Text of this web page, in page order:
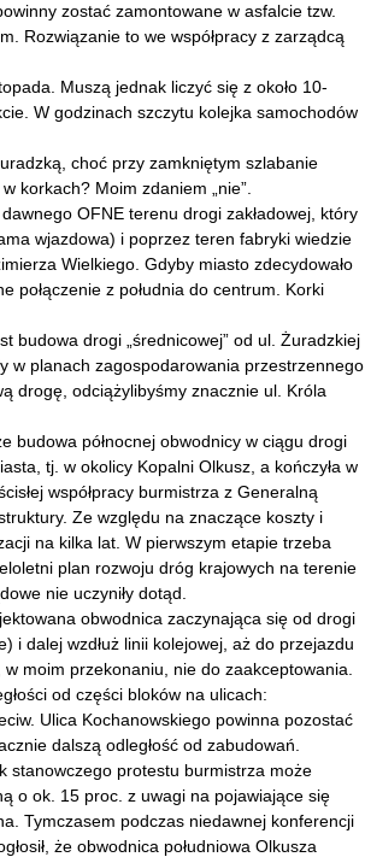
zostać zamontowane w asfalcie tzw.
Rozwiązanie to we współpracy z zarządcą
Muszą jednak liczyć się z około 10-
W godzinach szczytu kolejka samochodów
choć przy zamkniętym szlabanie
korkach? Moim zdaniem „nie”.
OFNE terenu drogi zakładowej, który
wjazdowa) i poprzez teren fabryki wiedzie
Wielkiego. Gdyby miasto zdecydowało
połączenie z południa do centrum. Korki
budowa drogi „średnicowej” od ul. Żuradzkiej
w planach zagospodarowania przestrzennego
drogę, odciążylibyśmy znacznie ul. Króla
budowa północnej obwodnicy w ciągu drogi
tj. w okolicy Kopalni Olkusz, a kończyła w
współpracy burmistrza z Generalną
Ze względu na znaczące koszty i
na kilka lat. W pierwszym etapie trzeba
plan rozwoju dróg krajowych na terenie
nie uczyniły dotąd.
obwodnica zaczynająca się od drogi
i dalej wzdłuż linii kolejowej, aż do przejazdu
moim przekonaniu, nie do zaakceptowania.
od części bloków na ulicach:
Ulica Kochanowskiego powinna pozostać
dalszą odległość od zabudowań.
stanowczego protestu burmistrza może
o ok. 15 proc. z uwagi na pojawiające się
Tymczasem podczas niedawnej konferencji
że obwodnica południowa Olkusza